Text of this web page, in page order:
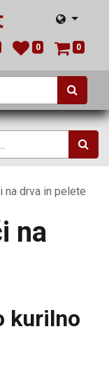
0 0
na drva in pelete
na
kurilno